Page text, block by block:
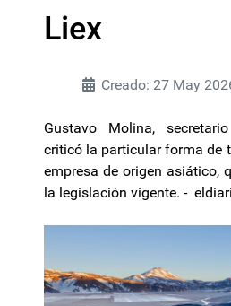
Liex
Creado: 27 May
Gustavo Molina,
criticó la particular forma de
empresa de origen asiático,
la legislación vigente. -